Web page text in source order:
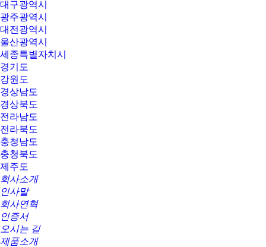
대구광역시
광주광역시
대전광역시
울산광역시
세종특별자치시
경기도
강원도
경상남도
경상북도
전라남도
전라북도
충청남도
충청북도
제주도
회사소개
인사말
회사연혁
인증서
오시는 길
제품소개